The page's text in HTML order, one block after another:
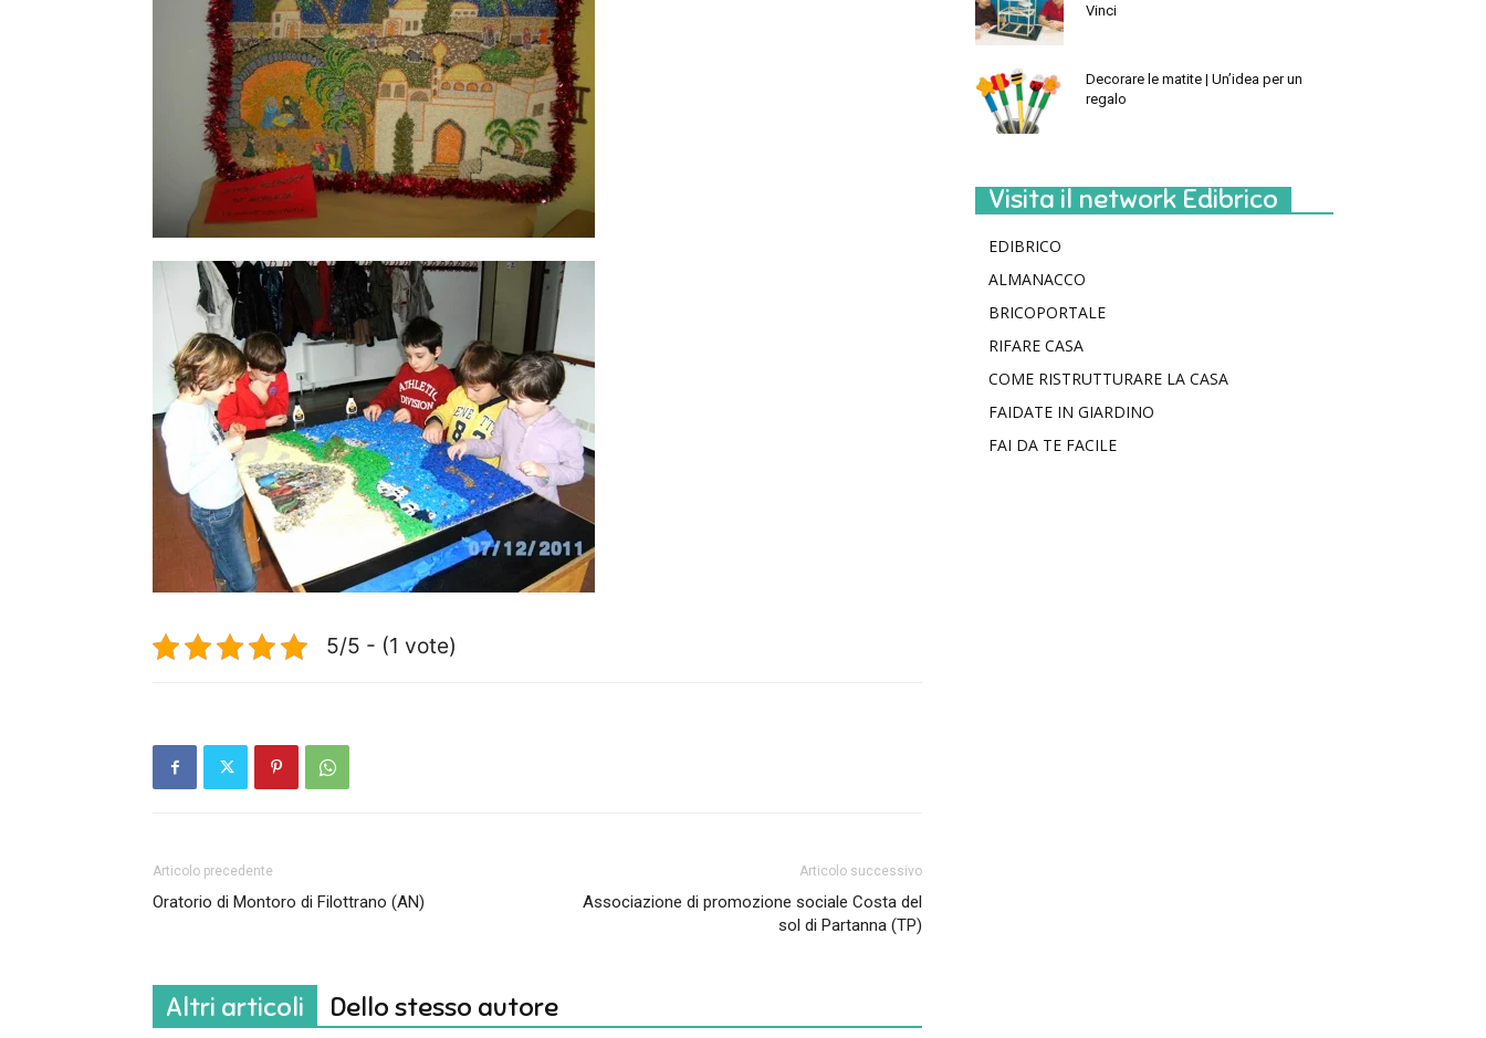
5/5 - (1 vote)
Articolo precedente
Oratorio di Montoro di Filottrano (AN)
Articolo successivo
Associazione di promozione sociale Costa del
sol di Partanna (TP)
Altri articoli Dello stesso autore
Vinci
Decorare le matite | Un’idea per un
regalo
Visita il network Edibrico
EDIBRICO
ALMANACCO
BRICOPORTALE
RIFARE CASA
COME RISTRUTTURARE LA CASA
FAIDATE IN GIARDINO
FAI DA TE FACILE